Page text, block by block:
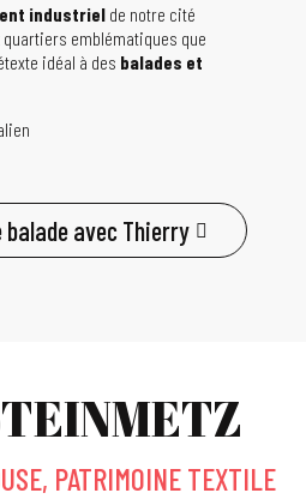
industriel de notre cité
quartiers emblématiques que
idéal à des balades et
balade avec Thierry
PATRIMOINE TEXTILE